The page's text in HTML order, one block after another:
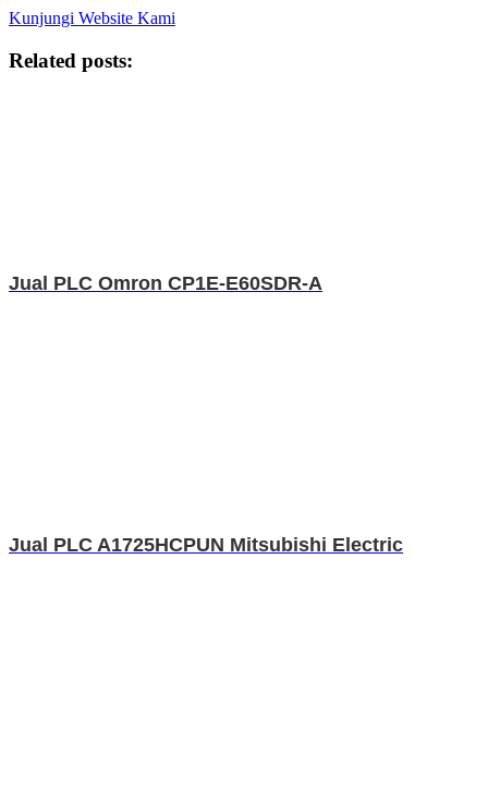
Kunjungi Website Kami
Related posts:
Jual PLC Omron CP1E-E60SDR-A
Jual PLC A1725HCPUN Mitsubishi Electric